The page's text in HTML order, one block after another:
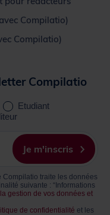
Compilatio)
Compilatio)
Compilatio
Etudiant
Je m'inscris
Compilatio traite les données
suivante : “Informations
gestion de vos données et
de confidentialité et les